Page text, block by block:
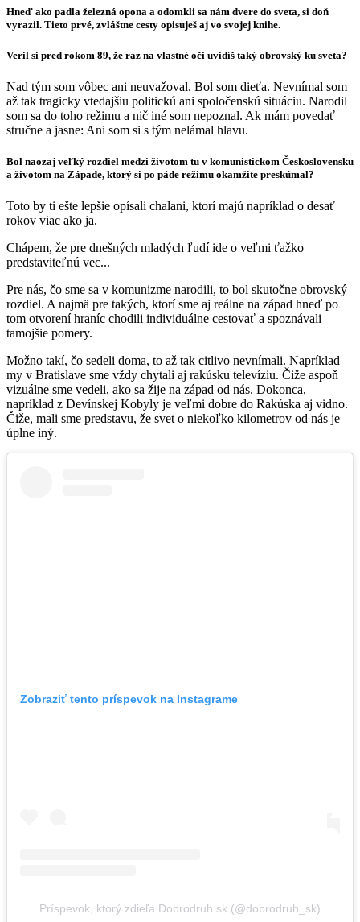
Hneď ako padla železná opona a odomkli sa nám dvere do sveta, si doň
vyrazil. Tieto prvé, zvláštne cesty opisuješ aj vo svojej knihe.
Veril si pred rokom 89, že raz na vlastné oči uvidíš taký obrovský ku sveta?
Nad tým som vôbec ani neuvažoval. Bol som dieťa. Nevnímal som
až tak tragicky vtedajšiu politickú ani spoločenskú situáciu. Narodil
som sa do toho režimu a nič iné som nepoznal. Ak mám povedať
stručne a jasne: Ani som si s tým nelámal hlavu.
Bol naozaj veľký rozdiel medzi životom tu v komunistickom Československu
a životom na Západe, ktorý si po páde režimu okamžite preskúmal?
Toto by ti ešte lepšie opísali chalani, ktorí majú napríklad o desať
rokov viac ako ja.
Chápem, že pre dnešných mladých ľudí ide o veľmi ťažko
predstaviteľnú vec...
Pre nás, čo sme sa v komunizme narodili, to bol skutočne obrovský
rozdiel. A najmä pre takých, ktorí sme aj reálne na západ hneď po
tom otvorení hraníc chodili individuálne cestovať a spoznávali
tamojšie pomery.
Možno takí, čo sedeli doma, to až tak citlivo nevnímali. Napríklad
my v Bratislave sme vždy chytali aj rakúsku televíziu. Čiže aspoň
vizuálne sme vedeli, ako sa žije na západ od nás. Dokonca,
napríklad z Devínskej Kobyly je veľmi dobre do Rakúska aj vidno.
Čiže, mali sme predstavu, že svet o niekoľko kilometrov od nás je
úplne iný.
Zobraziť tento príspevok na Instagrame
Príspevok, ktorý zdieľa Dobrodruh.sk (@dobrodruh_sk)